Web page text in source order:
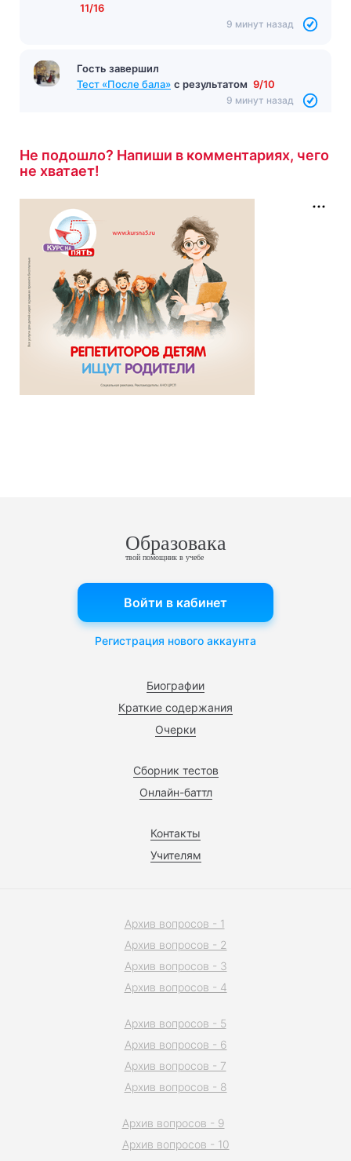
11/16
9 минут назад
Гость завершил
Тест «После бала» с результатом 9/10
9 минут назад
Не подошло? Напиши в комментариях, чего
не хватает!
Образовака
твой помощник в учебе
Биографии
Краткие содержания
Очерки
Сборник тестов
Онлайн-баттл
Контакты
Учителям
Войти в кабинет
Регистрация нового аккаунта
Архив вопросов - 1
Архив вопросов - 2
Архив вопросов - 3
Архив вопросов - 4
Архив вопросов - 5
Архив вопросов - 6
Архив вопросов - 7
Архив вопросов - 8
Архив вопросов - 9
Архив вопросов - 10